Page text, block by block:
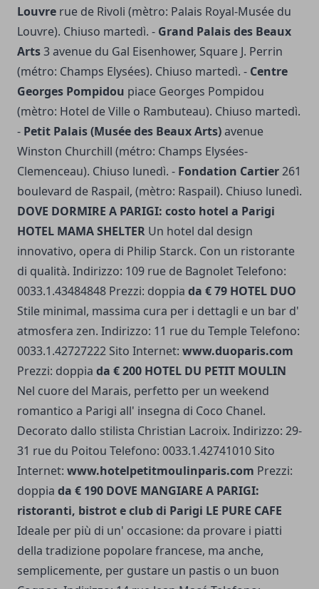
Louvre rue de Rivoli (mètro: Palais Royal-Musée du
Louvre). Chiuso martedì. - Grand Palais des Beaux
Arts3 avenue du Gal Eisenhower, Square J. Perrin
(métro: Champs Elysées). Chiuso martedì. - Centre
Georges Pompidou piace Georges Pompidou
(mètro: Hotel de Ville o Rambuteau). Chiuso martedì.
- Petit Palais (Musée des Beaux Arts)avenue
Winston Churchill (métro: Champs Elysées-
Clemenceau). Chiuso lunedì. - Fondation Cartier261
boulevard de Raspail, (mètro: Raspail). Chiuso lunedì.
DOVE DORMIRE A PARIGI: costo hotel a Parigi
HOTEL MAMA SHELTER Un hotel dal design
innovativo, opera di Philip Starck. Con un ristorante
di qualità. Indirizzo: 109 rue de Bagnolet Telefono:
0033.1.43484848 Prezzi: doppia da € 79 HOTEL DUO
Stile minimal, massima cura per i dettagli e un bar d'
atmosfera zen. Indirizzo: 11 rue du Temple Telefono:
0033.1.42727222 Sito Internet: www.duoparis.com
Prezzi: doppia da € 200 HOTEL DU PETIT MOULIN
Nel cuore del Marais, perfetto per un weekend
romantico a Parigi all' insegna di Coco Chanel.
Decorato dallo stilista Christian Lacroix. Indirizzo: 29-
31 rue du Poitou Telefono: 0033.1.42741010 Sito
Internet: www.hotelpetitmoulinparis.com Prezzi:
doppia da € 190 DOVE MANGIARE A PARIGI:
ristoranti, bistrot e club di Parigi LE PURE CAFE
Ideale per più di un' occasione: da provare i piatti
della tradizione popolare francese, ma anche,
semplicemente, per gustare un pastis o un buon